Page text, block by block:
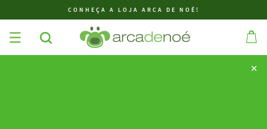
CONHEÇA A LOJA ARCA DE NOÉ!
✕
✕